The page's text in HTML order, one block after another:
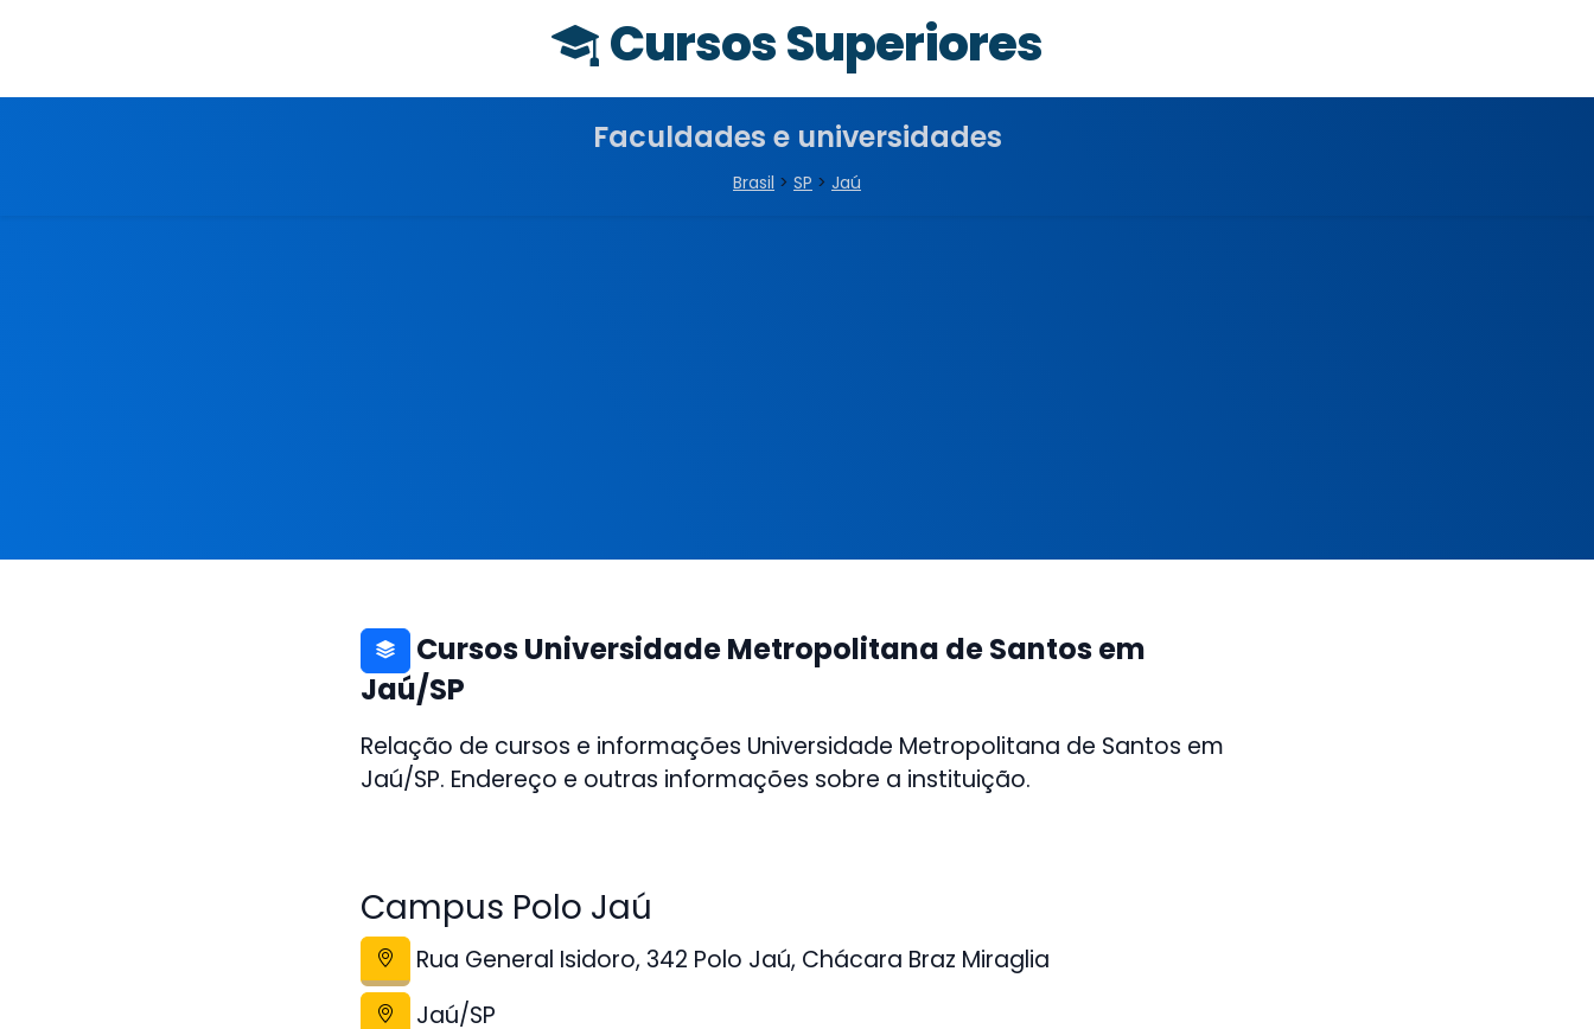
Cursos Superiores
Faculdades e universidades
Brasil > SP > Jaú
Cursos Universidade Metropolitana de Santos em
Jaú/SP
Relação de cursos e informações Universidade Metropolitana de Santos em
Jaú/SP. Endereço e outras informações sobre a instituição.
Campus Polo Jaú
Rua General Isidoro, 342 Polo Jaú, Chácara Braz Miraglia
Jaú/SP